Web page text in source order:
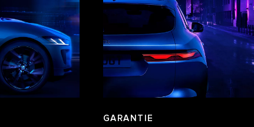
GARANTIE